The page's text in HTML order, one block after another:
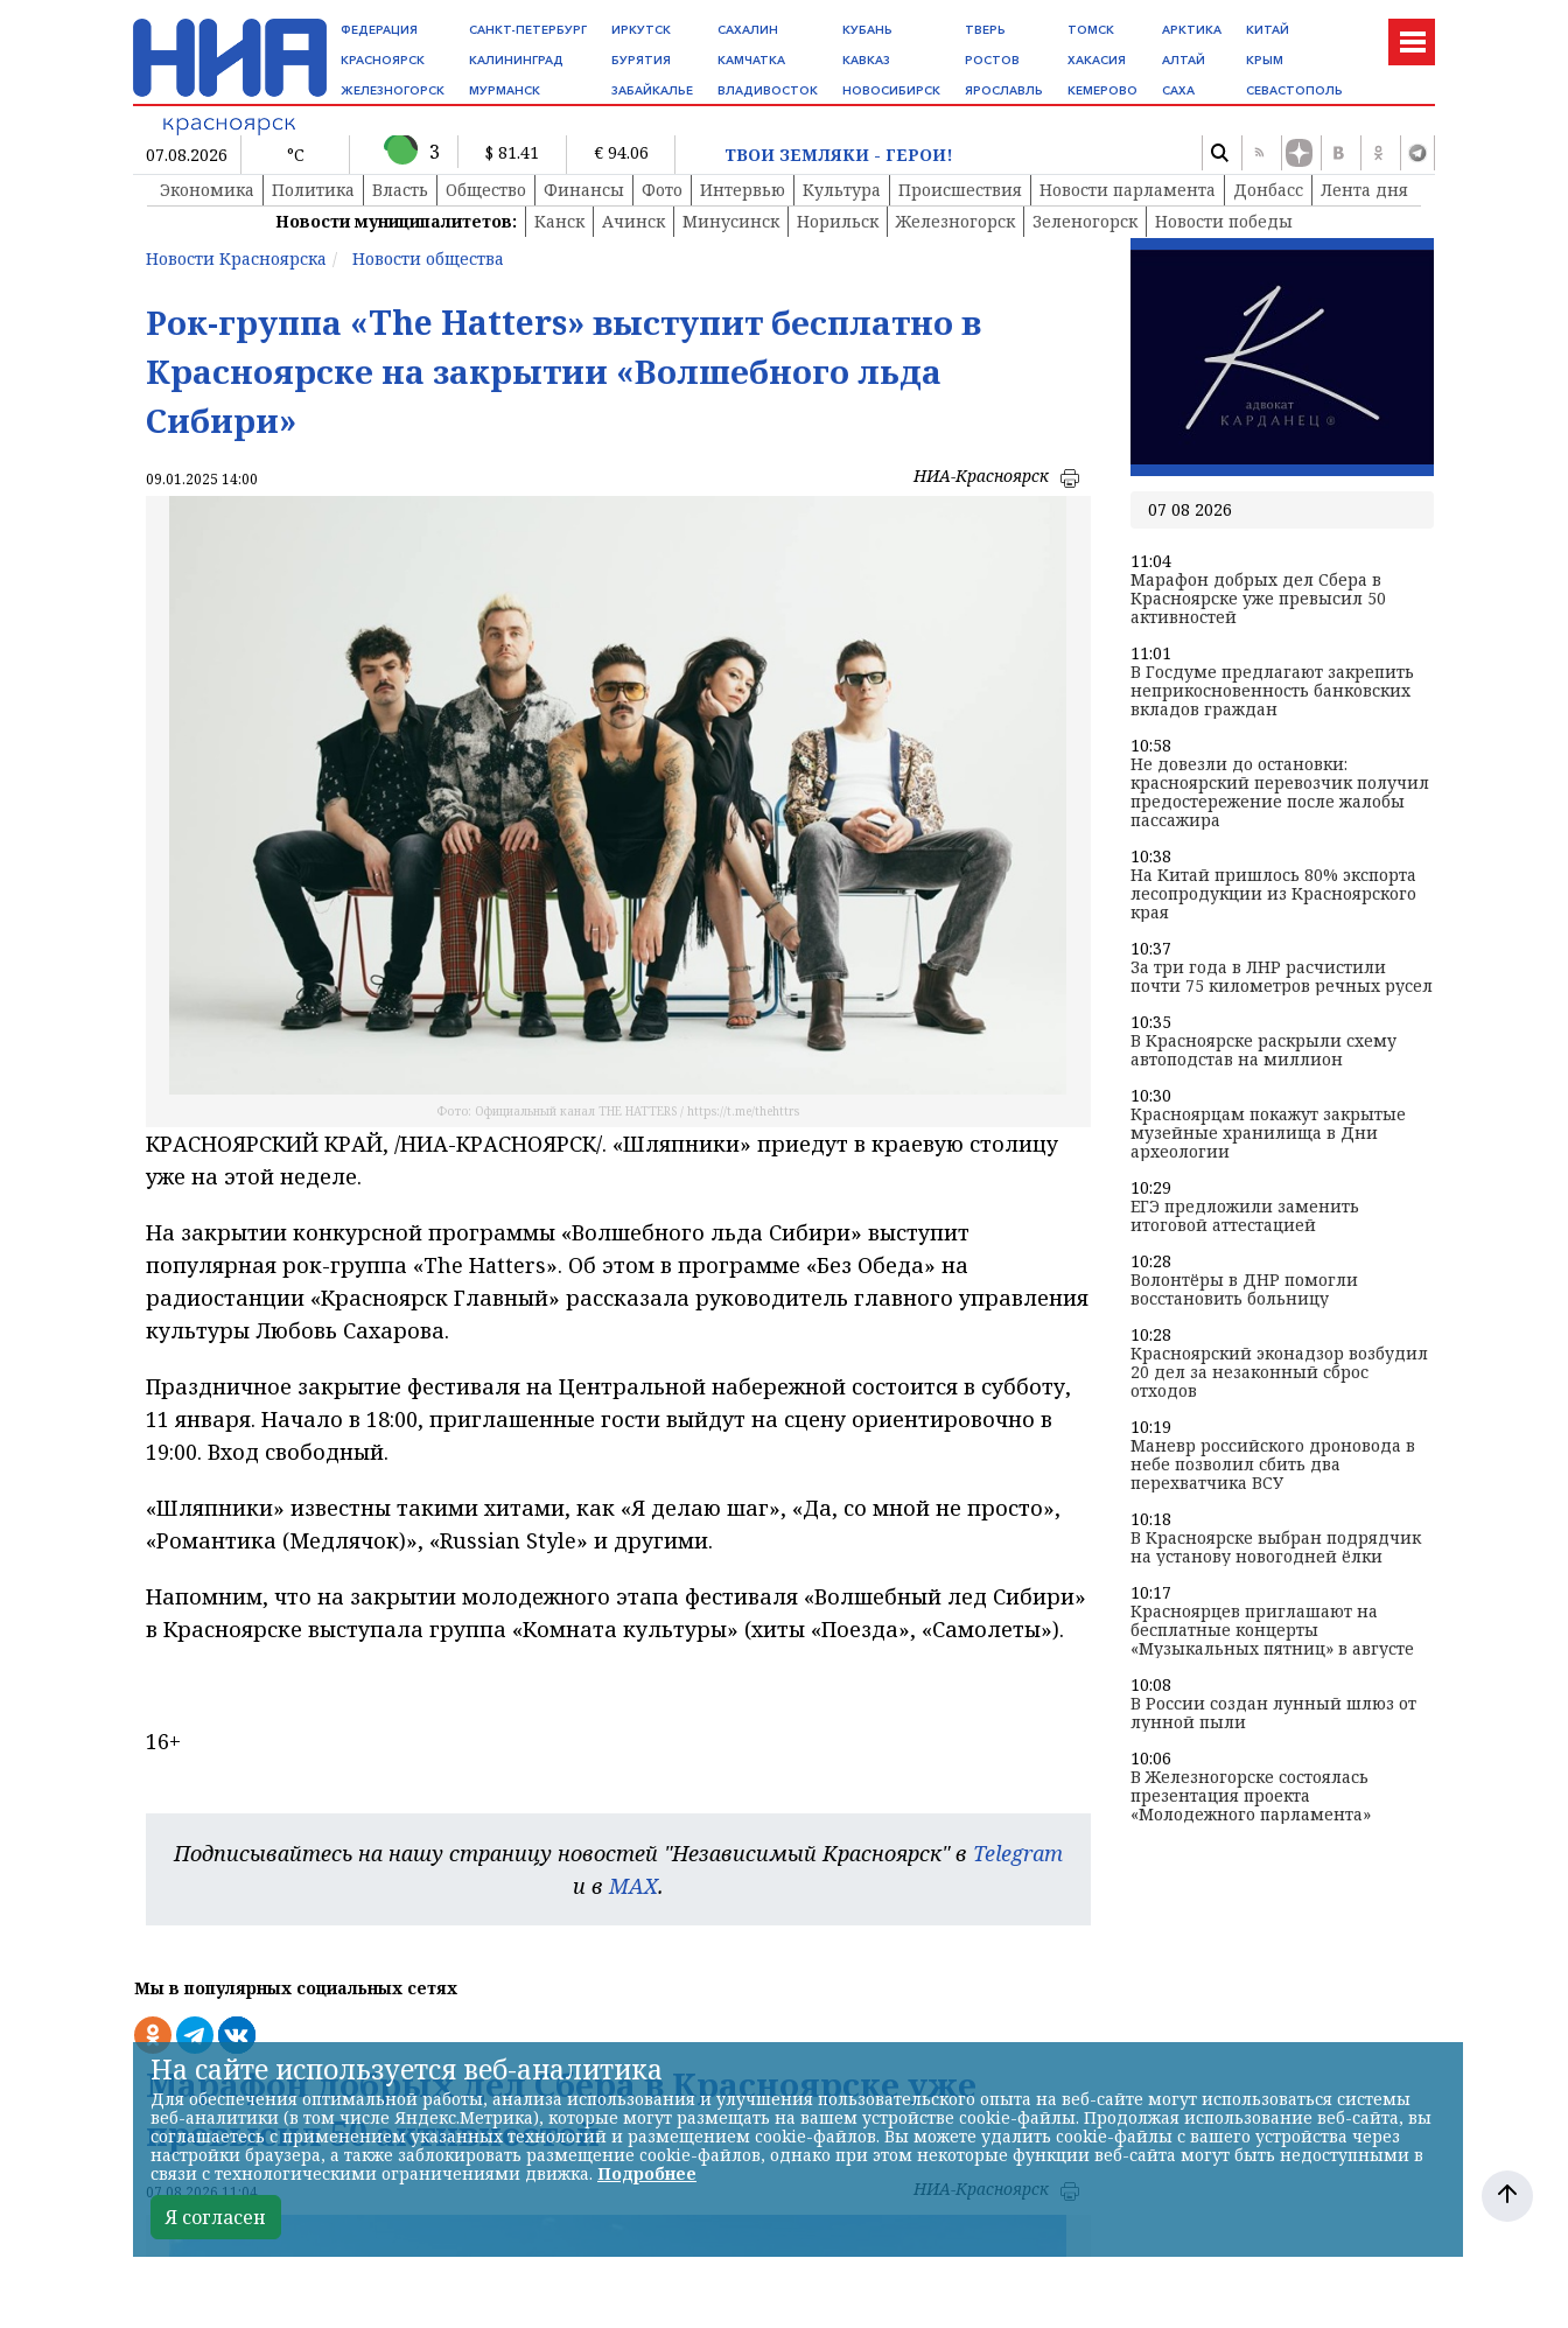
ФЕДЕРАЦИЯ
КРАСНОЯРСК
ЖЕЛЕЗНОГОРСК
САНКТ-ПЕТЕРБУРГ
КАЛИНИНГРАД
МУРМАНСК
ИРКУТСК
БУРЯТИЯ
ЗАБАЙКАЛЬЕ
САХАЛИН
КАМЧАТКА
ВЛАДИВОСТОК
КУБАНЬ
КАВКАЗ
НОВОСИБИРСК
ТВЕРЬ
РОСТОВ
ЯРОСЛАВЛЬ
ТОМСК
ХАКАСИЯ
КЕМЕРОВО
АРКТИКА
АЛТАЙ
САХА
КИТАЙ
КРЫМ
СЕВАСТОПОЛЬ
07.08.2026 °C 3 $ 81.41 € 94.06
ТВОИ ЗЕМЛЯКИ - ГЕРОИ!
Экономика
Политика Власть Общество Финансы Фото Интервью Культура Происшествия Новости парламента Донбасс
Лента дня
Новости муниципалитетов:
Канск Ачинск Минусинск Норильск Железногорск Зеленогорск
Новости победы
Новости Красноярска
Новости общества
Рок-группа «The Hatters» выступит бесплатно в
Красноярске на закрытии «Волшебного льда
Сибири»
09.01.2025 14:00 НИА-Красноярск
Фото: Официальный канал THE HATTERS / https://t.me/thehttrs
КРАСНОЯРСКИЙ КРАЙ, /НИА-КРАСНОЯРСК/. «Шляпники» приедут в краевую столицу
уже на этой неделе.
На закрытии конкурсной программы «Волшебного льда Сибири» выступит
популярная рок-группа «The Hatters». Об этом в программе «Без Обеда» на
радиостанции «Красноярск Главный» рассказала руководитель главного управления
культуры Любовь Сахарова.
Праздничное закрытие фестиваля на Центральной набережной состоится в субботу,
11 января. Начало в 18:00, приглашенные гости выйдут на сцену ориентировочно в
19:00. Вход свободный.
«Шляпники» известны такими хитами, как «Я делаю шаг», «Да, со мной не просто»,
«Романтика (Медлячок)», «Russian Style» и другими.
Напомним, что на закрытии молодежного этапа фестиваля «Волшебный лед Сибири»
в Красноярске выступала группа «Комната культуры» (хиты «Поезда», «Самолеты»).
16+
Подписывайтесь на нашу страницу новостей "Независимый Красноярск" в Telegram
и в MAX.
Мы в популярных социальных сетях
Марафон добрых дел Сбера в Красноярске уже
превысил 50 активностей
07.08.2026 11:04 НИА-Красноярск
07 08 2026
11:04
Марафон добрых дел Сбера в
Красноярске уже превысил 50
активностей
11:01
В Госдуме предлагают закрепить
неприкосновенность банковских
вкладов граждан
10:58
Не довезли до остановки:
красноярский перевозчик получил
предостережение после жалобы
пассажира
10:38
На Китай пришлось 80% экспорта
лесопродукции из Красноярского
края
10:37
За три года в ЛНР расчистили
почти 75 километров речных русел
10:35
В Красноярске раскрыли схему
автоподстав на миллион
10:30
Красноярцам покажут закрытые
музейные хранилища в Дни
археологии
10:29
ЕГЭ предложили заменить
итоговой аттестацией
10:28
Волонтёры в ДНР помогли
восстановить больницу
10:28
Красноярский эконадзор возбудил
20 дел за незаконный сброс
отходов
10:19
Маневр российского дроновода в
небе позволил сбить два
перехватчика ВСУ
10:18
В Красноярске выбран подрядчик
на установу новогодней ёлки
10:17
Красноярцев приглашают на
бесплатные концерты
«Музыкальных пятниц» в августе
10:08
В России создан лунный шлюз от
лунной пыли
10:06
В Железногорске состоялась
презентация проекта
«Молодежного парламента»
На сайте используется веб-аналитика
Для обеспечения оптимальной работы, анализа использования и улучшения пользовательского опыта на веб-сайте могут использоваться системы
веб-аналитики (в том числе Яндекс.Метрика), которые могут размещать на вашем устройстве cookie-файлы. Продолжая использование веб-сайта, вы
соглашаетесь с применением указанных технологий и размещением cookie-файлов. Вы можете удалить cookie-файлы с вашего устройства через
настройки браузера, а также заблокировать размещение cookie-файлов, однако при этом некоторые функции веб-сайта могут быть недоступными в
связи с технологическими ограничениями движка. Подробнее
Я согласен